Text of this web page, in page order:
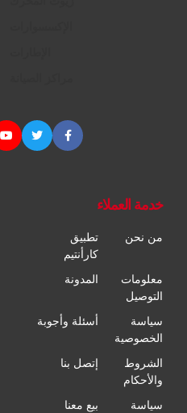
خدمة العملاء
من نحن
تطبيق
كارأنتيم
معلومات
التوصيل
المدونة
سياسة
الخصوصية
أسئلة وأجوبة
الشروط
والأحكام
إتصل بنا
سياسة بيع معنا